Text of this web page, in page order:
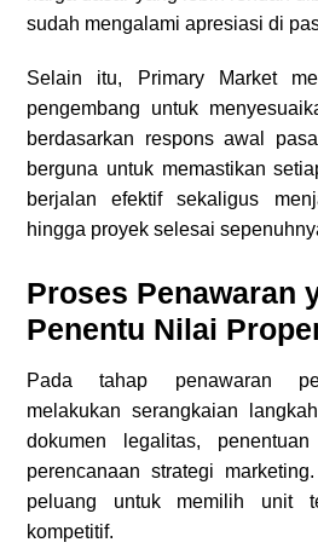
sudah mengalami apresiasi di
Selain itu, Primary Market
pengembang untuk
berdasarkan respons awal
berguna untuk memastikan
berjalan efektif sekaligus
hingga proyek selesai
Proses Penawaran
Penentu Nilai
Pada tahap penawaran
melakukan serangkaian
dokumen legalitas,
perencanaan strategi
peluang untuk memilih unit
kompetitif.